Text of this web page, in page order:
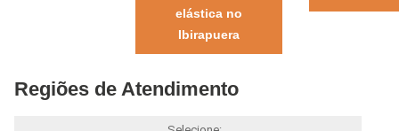
elástica no
Ibirapuera
Regiões de Atendimento